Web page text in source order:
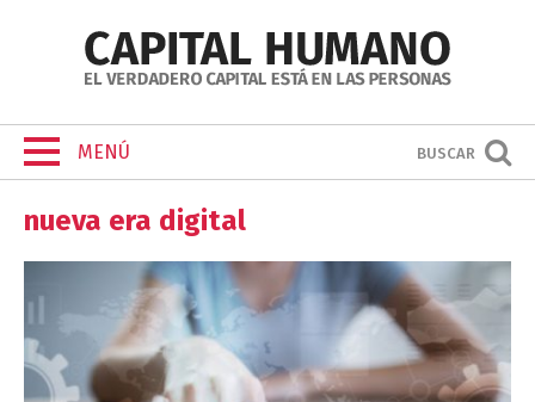
MENÚ BUSCAR
nueva era digital